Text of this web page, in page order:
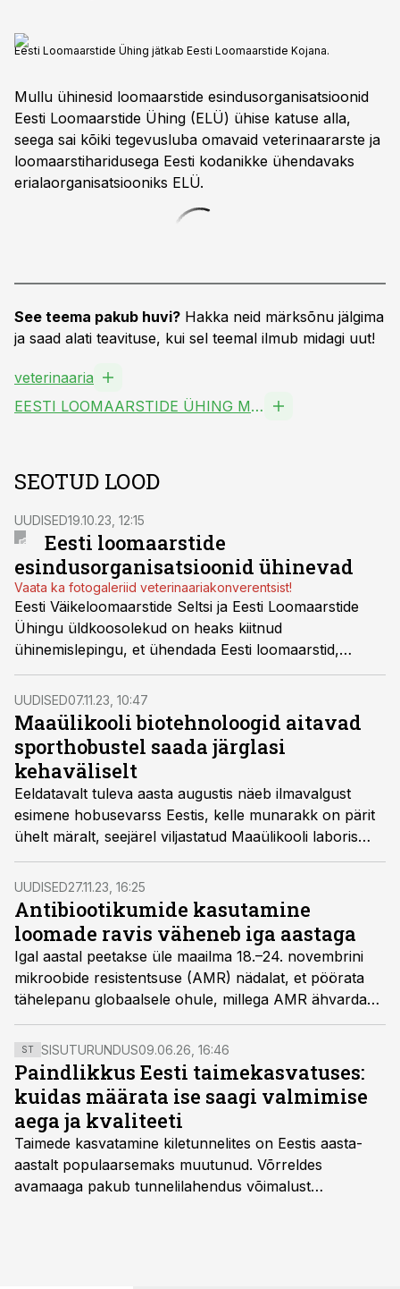
Eesti Loomaarstide Ühing jätkab Eesti Loomaarstide Kojana.
Mullu ühinesid loomaarstide esindusorganisatsioonid
Eesti Loomaarstide Ühing (ELÜ) ühise katuse alla,
seega sai kõiki tegevusluba omavaid veterinaararste ja
loomaarstiharidusega Eesti kodanikke ühendavaks
erialaorganisatsiooniks ELÜ.
See teema pakub huvi? Hakka neid märksõnu jälgima
ja saad alati teavituse, kui sel teemal ilmub midagi uut!
veterinaaria
EESTI LOOMAARSTIDE ÜHING MTÜ
SEOTUD LOOD
UUDISED19.10.23, 12:15
Eesti loomaarstide
esindusorganisatsioonid ühinevad
Vaata ka fotogaleriid veterinaariakonverentsist!
Eesti Väikeloomaarstide Seltsi ja Eesti Loomaarstide
Ühingu üldkoosolekud on heaks kiitnud
ühinemislepingu, et ühendada Eesti loomaarstid,
kaitsta nende huve, väärtustada valdkonda ja
loomaarsti ametit ning edendada veterinaaria eriala.
UUDISED07.11.23, 10:47
Maaülikooli biotehnoloogid aitavad
sporthobustel saada järglasi
kehaväliselt
Eeldatavalt tuleva aasta augustis näeb ilmavalgust
esimene hobusevarss Eestis, kelle munarakk on pärit
ühelt märalt, seejärel viljastatud Maaülikooli laboris
ICSI tehnoloogiaga ning siiratud kasvama teise
märasse. Kehaväliselt laboritingimustes kasvatatud
embrüo ja tiinuse saavutamine tõstis Eesti
hobusekasvatajad piltlikult öeldes väga
kõrgetasemelisse klubisse.
UUDISED27.11.23, 16:25
Antibiootikumide kasutamine
loomade ravis väheneb iga aastaga
Igal aastal peetakse üle maailma 18.–24. novembrini
mikroobide resistentsuse (AMR) nädalat, et pöörata
tähelepanu globaalsele ohule, millega AMR ähvardab
inimesi, loomi, taimi, toitu, ja keskkonda. Mida on Eestis
veterinaarias mikroobide resistentsuse ennetamiseks
ette võetud ja milline on praegune olukord - sellest
kirjutab Regionaal- ja Põllumajandusministeeriumi
toiduohutuse osakonna peaspetsialist Piret Aasmäe.
ST SISUTURUNDUS09.06.26, 16:46
Paindlikkus Eesti taimekasvatuses:
kuidas määrata ise saagi valmimise
aega ja kvaliteeti
Taimede kasvatamine kiletunnelites on Eestis aasta-
aastalt populaarsemaks muutunud. Võrreldes
avamaaga pakub tunnelilahendus võimalust